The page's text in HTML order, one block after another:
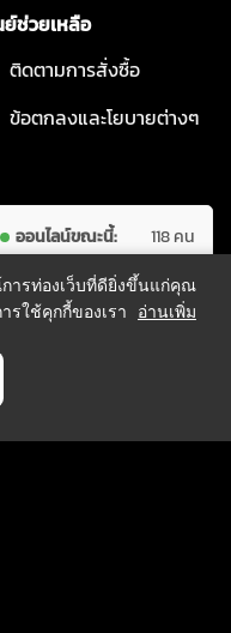
ช่วยเหลือ
ติดตามการสั่งซื้อ
ข้อตกลงและโยบายต่างๆ
ออนไลน์ขณะนี้:
118 คน
ทั้งหมด:
7,687,239
คน
ารท่องเว็บที่ดียิ่งขึ้นแก่คุณ
รใช้คุกกี้ของเรา
อ่านเพิ่ม